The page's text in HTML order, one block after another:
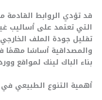
قد تؤدي الروابط
التي تعتمد على أساليب
تقليل جودة الملف
والمصداقية أساسًا مهمًا
بناء الباك لينك لمواقع
أهمية التنوع الطبيعي في